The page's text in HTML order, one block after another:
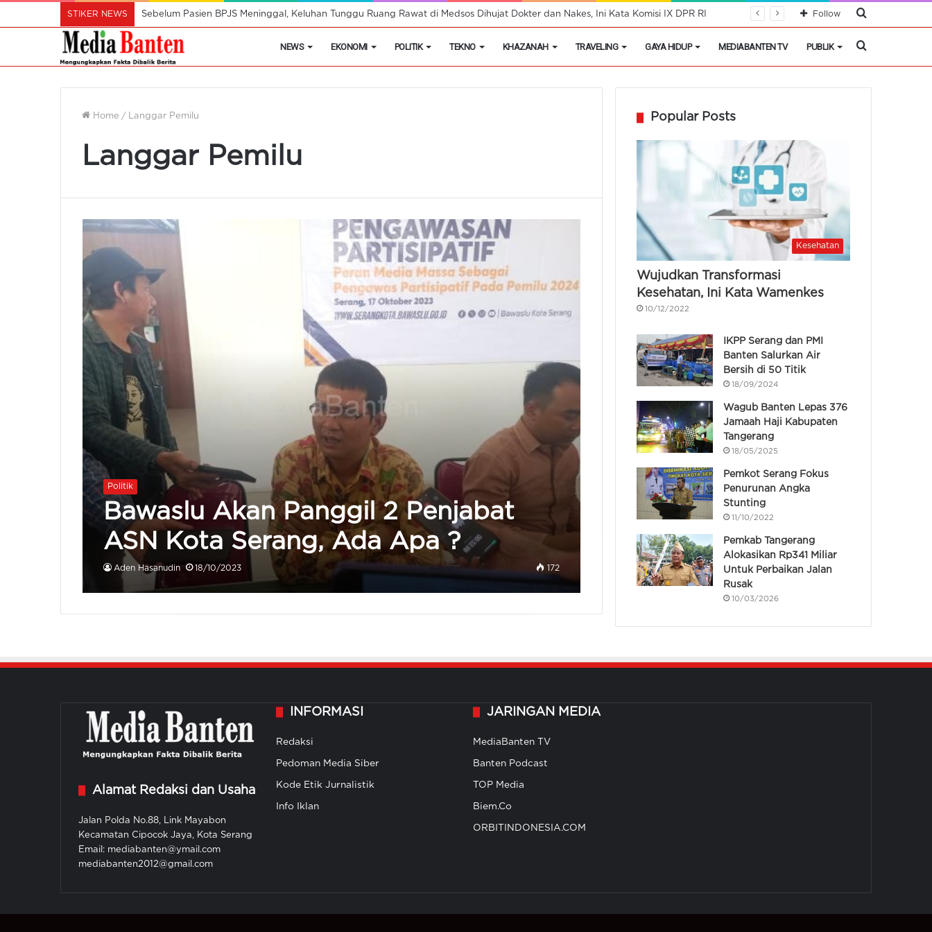
STIKER NEWS Sebelum Pasien BPJS Meninggal, Keluhan Tunggu Ruang Rawat di Medsos Dihujat Dokter dan Nakes, Ini Kata Komisi IX DPR RI Cari
Follow
NEWS EKONOMI POLITIK TEKNO KHAZANAH TRAVELING GAYA HIDUP MEDIABANTEN TV PUBLIK Cari
Home / Langgar Pemilu
Langgar Pemilu
Politik
Bawaslu Akan Panggil 2 Penjabat
ASN Kota Serang, Ada Apa ?
Aden Hasanudin 18/10/2023 172
Popular Posts
Kesehatan
Wujudkan Transformasi
Kesehatan, Ini Kata Wamenkes
10/12/2022
IKPP Serang dan PMI
Banten Salurkan Air
Bersih di 50 Titik
18/09/2024
Wagub Banten Lepas 376
Jamaah Haji Kabupaten
Tangerang
18/05/2025
Pemkot Serang Fokus
Penurunan Angka
Stunting
11/10/2022
Pemkab Tangerang
Alokasikan Rp341 Miliar
Untuk Perbaikan Jalan
Rusak
10/03/2026
Alamat Redaksi dan Usaha
Jalan Polda No.88, Link Mayabon
Kecamatan Cipocok Jaya, Kota Serang
Email: mediabanten@ymail.com
mediabanten2012@gmail.com
INFORMASI
Redaksi
Pedoman Media Siber
Kode Etik Jurnalistik
Info Iklan
JARINGAN MEDIA
MediaBanten TV
Banten Podcast
TOP Media
Biem.Co
ORBITINDONESIA.COM